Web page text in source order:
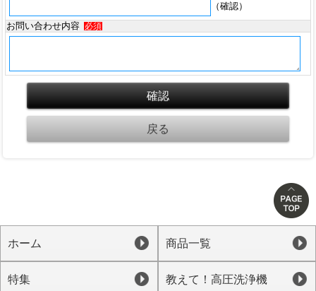
（確認）
お問い合わせ内容
必須
ホーム 商品一覧
特集 教えて！高圧洗浄機